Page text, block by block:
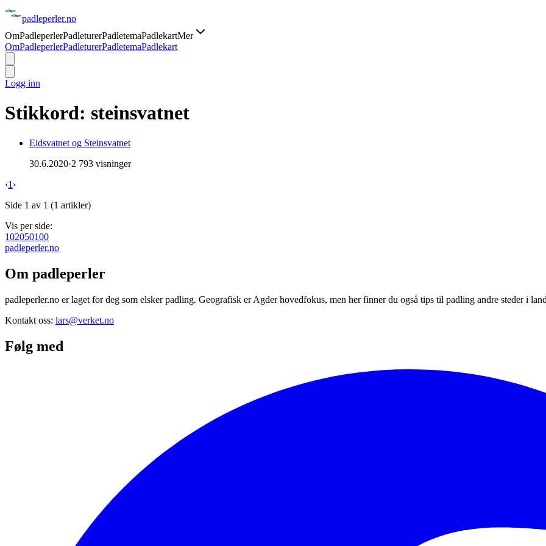
padleperler.no
OmPadleperlerPadleturerPadletemaPadlekartMer
OmPadleperlerPadleturerPadletemaPadlekart
Logg inn
Stikkord: steinsvatnet
Eidsvatnet og Steinsvatnet
30.6.2020·2 793 visninger
‹1 ›
Side 1 av 1 (1 artikler)
Vis per side:
102050100
padleperler.no
Om padleperler
padleperler.no er laget for deg som elsker padling. Geografisk er Agder hovedfokus, men her finner du også tips til padling andre steder i
Kontakt oss: lars@verket.no
Følg med